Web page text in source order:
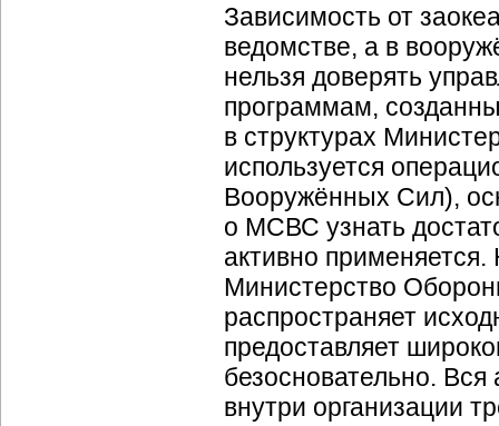
Зависимость от
ведомстве, а в
нельзя доверять
программам,
в структурах
используется
Вооружённых Сил),
о МСВС узнать
активно
Министерство
распространяет
предоставляет
безосновательно.
внутри организации